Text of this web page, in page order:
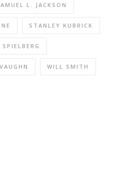
L. JACKSON
STANLEY KUBRICK
WILL SMITH